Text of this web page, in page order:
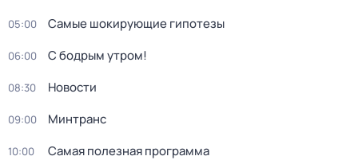
05:00 Самые шoкиpующие гипотезы
06:00 С бодрым утром!
08:30 Новости
09:00 Минтранс
10:00 Самая полезная программа